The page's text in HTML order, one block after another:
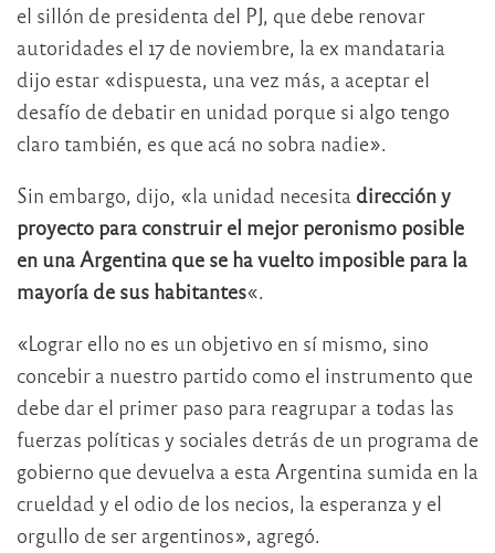
el sillón de presidenta del PJ, que debe renovar
autoridades el 17 de noviembre, la ex mandataria
dijo estar «dispuesta, una vez más, a aceptar el
desafío de debatir en unidad porque si algo tengo
claro también, es que acá no sobra nadie».
Sin embargo, dijo, «la unidad necesita dirección y
proyecto para construir el mejor peronismo posible
en una Argentina que se ha vuelto imposible para la
mayoría de sus habitantes«.
«Lograr ello no es un objetivo en sí mismo, sino
concebir a nuestro partido como el instrumento que
debe dar el primer paso para reagrupar a todas las
fuerzas políticas y sociales detrás de un programa de
gobierno que devuelva a esta Argentina sumida en la
crueldad y el odio de los necios, la esperanza y el
orgullo de ser argentinos», agregó.